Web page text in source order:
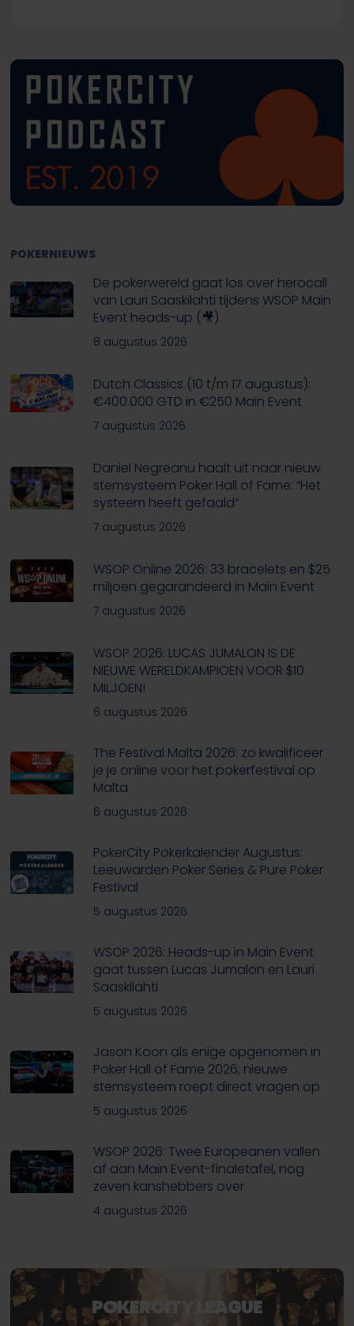
POKERNIEUWS
De pokerwereld gaat los over herocall
van Lauri Saaskilahti tijdens WSOP Main
Event heads-up (🎥)
8 augustus 2026
Dutch Classics (10 t/m 17 augustus):
€400.000 GTD in €250 Main Event
7 augustus 2026
Daniel Negreanu haalt uit naar nieuw
stemsysteem Poker Hall of Fame: “Het
systeem heeft gefaald”
7 augustus 2026
WSOP Online 2026: 33 bracelets en $25
miljoen gegarandeerd in Main Event
7 augustus 2026
WSOP 2026: LUCAS JUMALON IS DE
NIEUWE WERELDKAMPIOEN VOOR $10
MILJOEN!
6 augustus 2026
The Festival Malta 2026: zo kwalificeer
je je online voor het pokerfestival op
Malta
6 augustus 2026
PokerCity Pokerkalender Augustus:
Leeuwarden Poker Series & Pure Poker
Festival
5 augustus 2026
WSOP 2026: Heads-up in Main Event
gaat tussen Lucas Jumalon en Lauri
Saaskilahti
5 augustus 2026
Jason Koon als enige opgenomen in
Poker Hall of Fame 2026; nieuwe
stemsysteem roept direct vragen op
5 augustus 2026
WSOP 2026: Twee Europeanen vallen
af aan Main Event-finaletafel, nog
zeven kanshebbers over
4 augustus 2026
POKERCITY LEAGUE